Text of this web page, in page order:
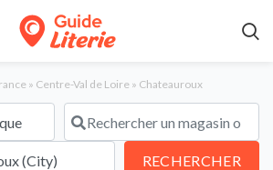
» Centre-Val de Loire » Chateauroux
Rechercher un magasin ou une
RECHERCHER